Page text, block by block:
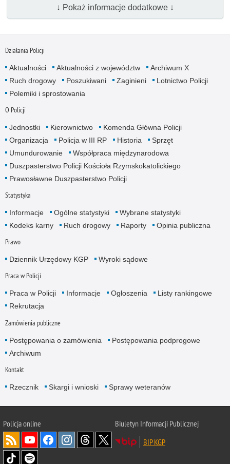
↓ Pokaż informacje dodatkowe ↓
Działania Policji
Aktualności Aktualności z województw
Archiwum X
Ruch drogowy
Poszukiwani Zaginieni
Lotnictwo Policji
Polemiki i sprostowania
O Policji
Jednostki Kierownictwo
Komenda Główna Policji
Organizacja
Policja w III RP Historia
Sprzęt
Umundurowanie
Współpraca międzynarodowa
Duszpasterstwo Policji Kościoła Rzymskokatolickiego
Prawosławne Duszpasterstwo Policji
Statystyka
Informacje Ogólne statystyki
Wybrane statystyki
Kodeks karny
Ruch drogowy Raporty Opinia publiczna
Prawo
Dziennik Urzędowy KGP Wyroki sądowe
Praca w Policji
Praca w Policji Informacje Ogłoszenia
Listy rankingowe
Rekrutacja
Zamówienia publiczne
Postępowania o zamówienia
Postępowania podprogowe
Archiwum
Kontakt
Rzecznik Skargi i wnioski Sprawy weteranów
Policjaonline
Biuletyn Informacji Publicznej
BIP KGP